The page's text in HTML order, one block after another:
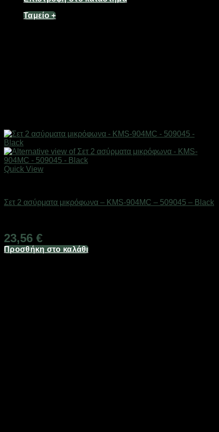
Ταμείο +
Quick View
Σετ 2 ασύρματα μικρόφωνα – KMS-904MC – 509045 – Black
23,56 €
Προσθήκη στο καλάθι